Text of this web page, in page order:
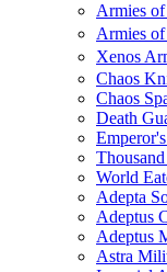
Armies
Armies
Xenos
Chaos
Chaos
Death
World
Adepta
Adeptus
Adeptus
Astra